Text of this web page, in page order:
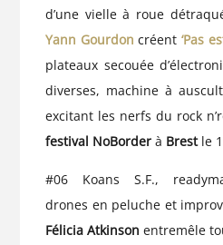
d’une vielle à roue
Yann Gourdon créent‘Pas
plateaux secouée
diverses, machine à
excitant les nerfs du rock
festival NoBorderà Brestle
#06 Koans S.F.,
drones en peluche et
Félicia Atkinson entremêle